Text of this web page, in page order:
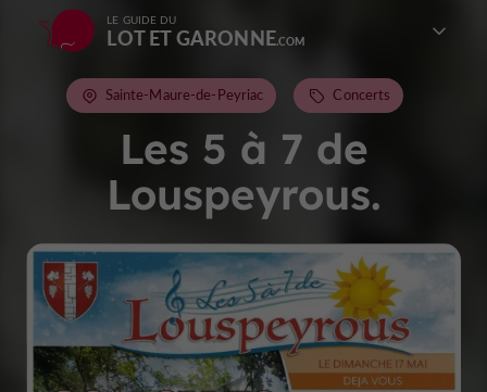
LE GUIDE DU
LOT ET GARONNE
Les 5 à 7 de
Louspeyrous.
Sainte-Maure-de-Peyriac Concerts